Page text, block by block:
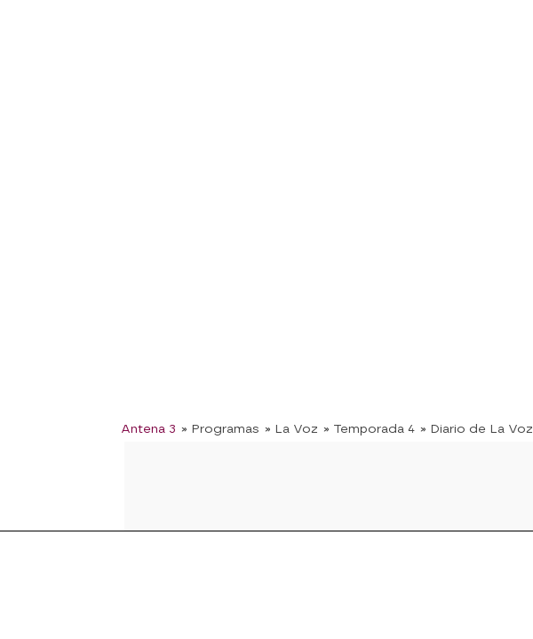
Antena 3 » Programas » La Voz » Temporada 4 » Diario de La Voz